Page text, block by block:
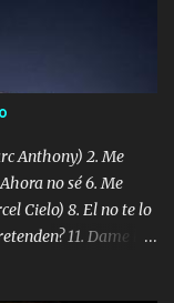
Anthony) 2. Me
no sé 6. Me
Cielo) 8. El no te lo
11. Dame la